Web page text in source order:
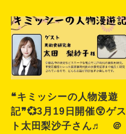
❝キミッシーの人物漫遊
記❞💞3月19日開催😲ゲス
ト太田梨沙子さん♬ ＠